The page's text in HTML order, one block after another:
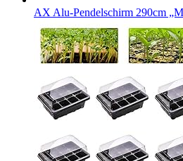
AX Alu-Pendelschirm 290cm